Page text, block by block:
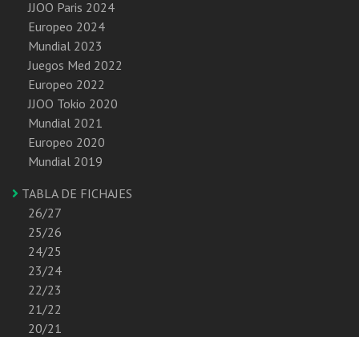
JJOO Paris 2024
Europeo 2024
Mundial 2023
Juegos Med 2022
Europeo 2022
JJOO Tokio 2020
Mundial 2021
Europeo 2020
Mundial 2019
TABLA DE FICHAJES
26/27
25/26
24/25
23/24
22/23
21/22
20/21